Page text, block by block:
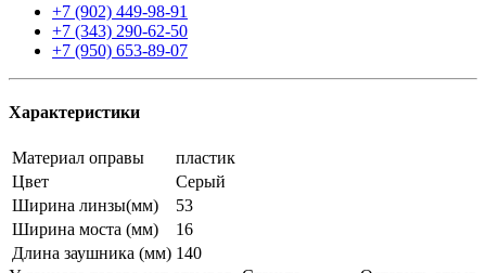
+7 (902) 449-98-91
+7 (343) 290-62-50
+7 (950) 653-89-07
Характеристики
Материал оправы
пластик
Цвет
Серый
Ширина линзы(мм)
53
Ширина моста (мм)
16
Длина заушника (мм) 140